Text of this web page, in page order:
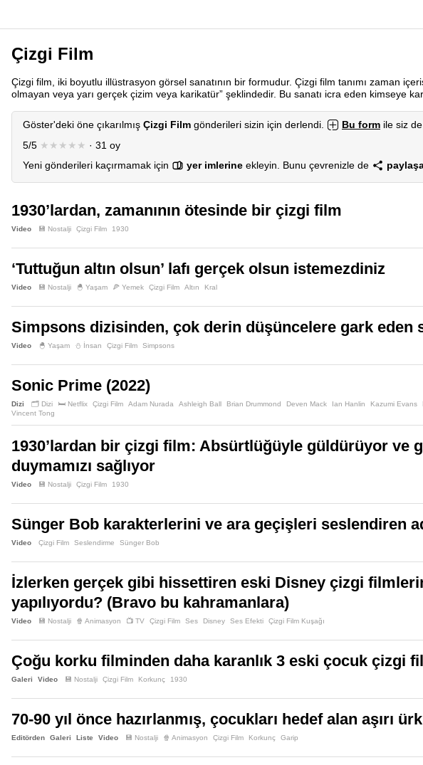
Çizgi Film
Çizgi film, iki boyutlu illüstrasyon görsel sanatının bir formudur. Çizgi film tanımı zaman
olmayan veya yarı gerçek çizim veya karikatür” şeklindedir. Bu sanatı icra eden kimseye
Göster'deki öne çıkarılmış Çizgi Film gönderileri sizin için derlendi. Bu form ile siz
5/5 ★★★★★ · 31 oy
Yeni gönderileri kaçırmamak için
yer imlerine ekleyin. Bunu çevrenizle de
1930’lardan, zamanının ötesinde bir çizgi film
Video 💾 Nostalji Çizgi Film 1930
‘Tuttuğun altın olsun’ lafı gerçek olsun istemezdiniz
Video 💾 Nostalji 🐣 Yaşam 🍕 Yemek Çizgi Film Altın Kral
Simpsons dizisinden, çok derin düşüncelere gark eden
Video 🐣 Yaşam ⛄️ İnsan Çizgi Film Simpsons
Sonic Prime (2022)
Dizi 🗂️ Dizi 🛏️ Netflix Çizgi Film Adam Nurada Ashleigh Ball Brian Drummond Deven Mack Ian Hanlin Kazumi Evans
Vincent Tong
1930’lardan bir çizgi film: Absürtlüğüyle güldürüyor ve
duymamızı sağlıyor
Video 💾 Nostalji Çizgi Film 1930
Sünger Bob karakterlerini ve ara geçişleri seslendiren
Video Çizgi Film Seslendirme Sünger Bob
İzlerken gerçek gibi hissettiren eski Disney çizgi
yapılıyordu? (Bravo bu kahramanlara)
Video 💾 Nostalji 🍿 Animasyon 📺 TV Çizgi Film Ses Disney Ses Efekti Çizgi Film Kuşağı
Çoğu korku filminden daha karanlık 3 eski çocuk çizgi
Galeri Video 💾 Nostalji Çizgi Film Korkunç 1930
70-90 yıl önce hazırlanmış, çocukları hedef alan aşırı
Editörden Galeri Liste Video 💾 Nostalji 🍿 Animasyon Çizgi Film Korkunç Garip